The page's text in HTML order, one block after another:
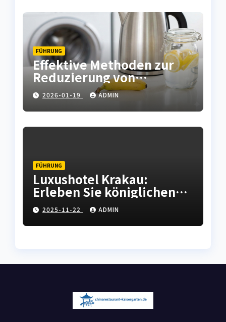
FÜHRUNG
Effektive Methoden zur
Reduzierung von
Kalkablagerungen in
Haushaltsgeräten
2026-01-19 ADMIN
FÜHRUNG
Luxushotel Krakau:
Erleben Sie königlichen
Komfort in der polnischen
Kulturhauptstadt
2025-11-22 ADMIN